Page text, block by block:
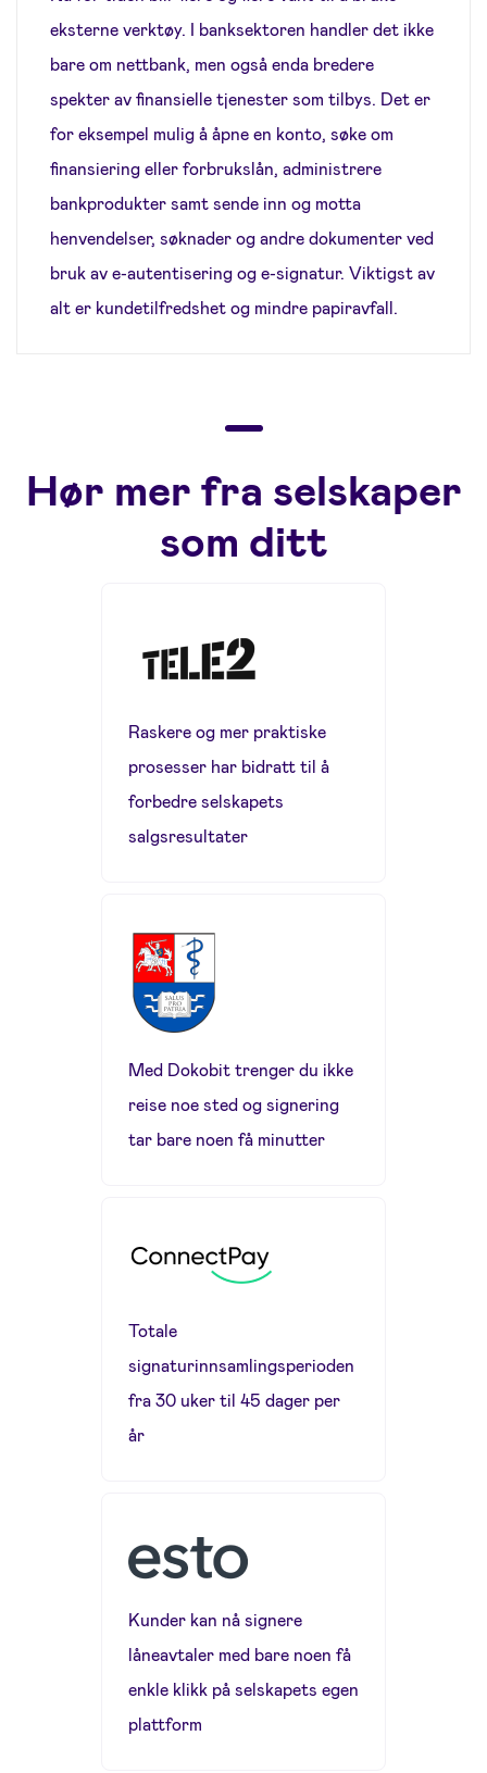
eksterne verktøy. I banksektoren handler det ikke
bare om nettbank, men også enda bredere
spekter av finansielle tjenester som tilbys. Det er
for eksempel mulig å åpne en konto, søke om
finansiering eller forbrukslån, administrere
bankprodukter samt sende inn og motta
henvendelser, søknader og andre dokumenter ved
bruk av e-autentisering og e-signatur. Viktigst av
alt er kundetilfredshet og mindre papiravfall.
Hør mer fra selskaper
som ditt
Raskere og mer praktiske
prosesser har bidratt til å
forbedre selskapets
salgsresultater
Med Dokobit trenger du ikke
reise noe sted og signering
tar bare noen få minutter
Totale
signaturinnsamlingsperioden
fra 30 uker til 45 dager per
år
Kunder kan nå signere
låneavtaler med bare noen få
enkle klikk på selskapets egen
plattform